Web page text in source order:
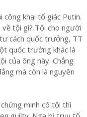
công khai tố giác Putin.
tội gì? Tội cho người
cách quốc trưởng, TT
quốc trưởng khác là
của ông này. Chẳng
mà còn là nguyên
minh có tội thì